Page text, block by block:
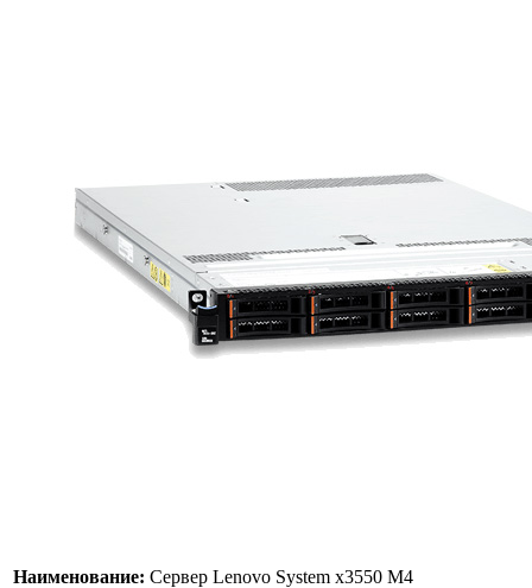
Наименование: Сервер Lenovo System x3550 M4